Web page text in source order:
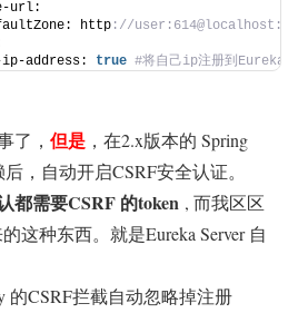
url:
http
://
address:
true #将自己ip注册到Eureka
了， 但是 ，在2.x版本的 Spring
，自动开启CSRF安全认证。
都需要CSRF 的token , 而我区区
这种东西。就是Eureka Server 自
的CSRF拦截自动忽略掉注册